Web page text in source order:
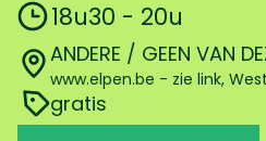
18u30 - 20u
ANDERE / GEEN VAN
www.elpen.be - zie link,
gratis